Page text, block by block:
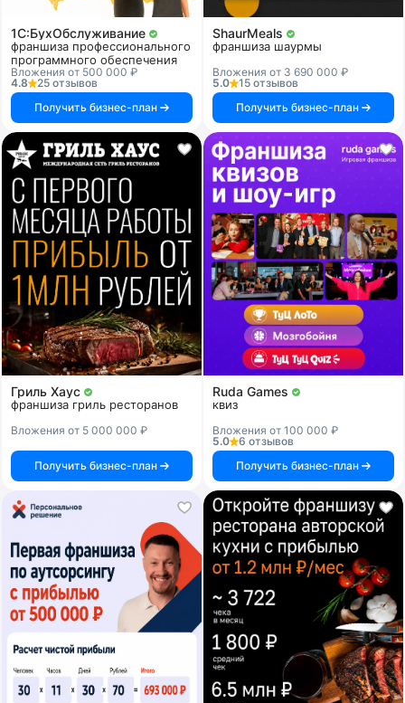
1C:БухОбслуживание
франшиза профессионального
программного обеспечения
Вложения от 500 000 ₽
4.8
25 отзывов
Получить бизнес-план
ShaurMeals
франшиза шаурмы
Вложения от 3 690 000 ₽
5.0
15 отзывов
Получить бизнес-план
Гриль Хаус
франшиза гриль ресторанов
Вложения от 5 000 000 ₽
Получить бизнес-план
Ruda Games
квиз
Вложения от 100 000 ₽
5.0
6 отзывов
Получить бизнес-план